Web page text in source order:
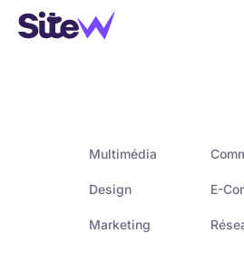
Multimédia
Design E-
Marketing